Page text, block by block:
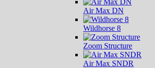
Air Max DN
Wildhorse 8
Zoom Structure
Air Max SNDR